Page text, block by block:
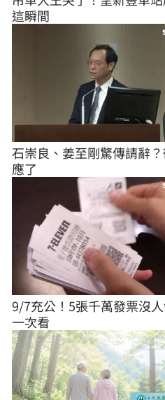
這瞬間
石崇良、姜至剛驚傳請辭
應了
9/7充公！5張千萬發票沒
一次看